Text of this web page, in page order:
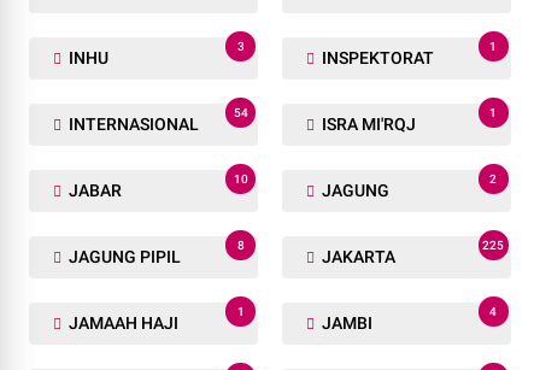
INHU
3
INSPEKTORAT
1
INTERNASIONAL
54
ISRA MI'RQJ
1
JABAR
10
JAGUNG
2
JAGUNG PIPIL
8
JAKARTA
225
JAMAAH HAJI
1
JAMBI
4